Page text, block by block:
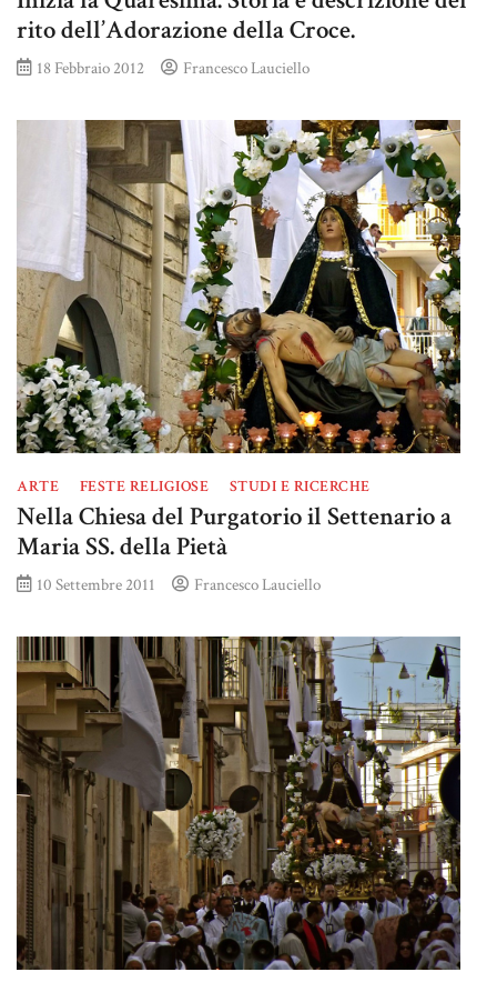
rito dell’Adorazione della Croce.
18 Febbraio 2012 Francesco Lauciello
ARTE FESTE RELIGIOSE STUDI E RICERCHE
Nella Chiesa del Purgatorio il Settenario a
Maria SS. della Pietà
10 Settembre 2011 Francesco Lauciello